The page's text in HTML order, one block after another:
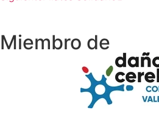
Miembro de